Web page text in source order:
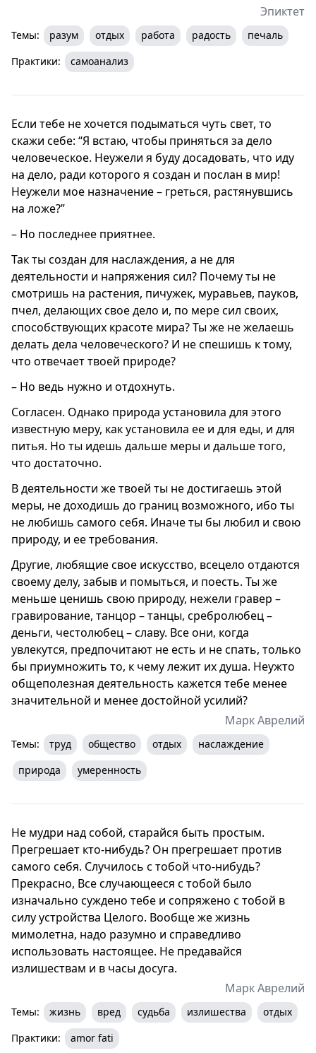
Эпиктет
Темы: разум отдых работа радость
печаль
Практики:
самоанализ
Если тебе не хочется подыматься чуть свет, то
скажи себе: “Я встаю, чтобы приняться за дело
человеческое. Неужели я буду досадовать, что иду
на дело, ради которого я создан и послан в мир!
Неужели мое назначение – греться, растянувшись
на ложе?”
– Но последнее приятнее.
Так ты создан для наслаждения, а не для
деятельности и напряжения сил? Почему ты не
смотришь на растения, пичужек, муравьев, пауков,
пчел, делающих свое дело и, по мере сил своих,
способствующих красоте мира? Ты же не желаешь
делать дела человеческого? И не спешишь к тому,
что отвечает твоей природе?
– Но ведь нужно и отдохнуть.
Согласен. Однако природа установила для этого
известную меру, как установила ее и для еды, и для
питья. Но ты идешь дальше меры и дальше того,
что достаточно.
В деятельности же твоей ты не достигаешь этой
меры, не доходишь до границ возможного, ибо ты
не любишь самого себя. Иначе ты бы любил и свою
природу, и ее требования.
Другие, любящие свое искусство, всецело отдаются
своему делу, забыв и помыться, и поесть. Ты же
меньше ценишь свою природу, нежели гравер –
гравирование, танцор – танцы, сребролюбец –
деньги, честолюбец – славу. Все они, когда
увлекутся, предпочитают не есть и не спать, только
бы приумножить то, к чему лежит их душа. Неужто
общеполезная деятельность кажется тебе менее
значительной и менее достойной усилий?
Марк Аврелий
Темы: труд общество отдых
наслаждение
природа
умеренность
Не мудри над собой, старайся быть простым.
Прегрешает кто-нибудь? Он прегрешает против
самого себя. Случилось с тобой что-нибудь?
Прекрасно, Все случающееся с тобой было
изначально суждено тебе и сопряжено с тобой в
силу устройства Целого. Вообще же жизнь
мимолетна, надо разумно и справедливо
использовать настоящее. Не предавайся
излишествам и в часы досуга.
Марк Аврелий
Темы: жизнь вред судьба излишества
отдых
Практики:
amor fati